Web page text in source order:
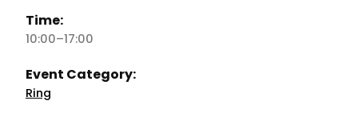
Time:
10:00–17:00
Event Category:
Ring